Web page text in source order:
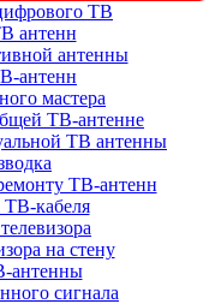
ТВ
антенн
антенны
антенн
мастера
ТВ-антенне
ТВ антенны
ТВ-антенн
кабеля
на стену
антенны
сигнала